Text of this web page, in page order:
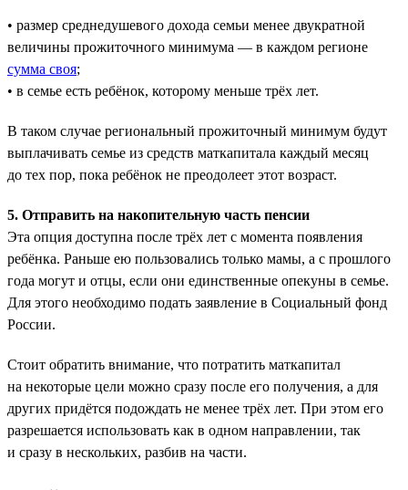
• размер среднедушевого дохода семьи менее двукратной
величины прожиточного минимума — в каждом регионе
сумма своя;
• в семье есть ребёнок, которому меньше трёх лет.
В таком случае региональный прожиточный минимум будут
выплачивать семье из средств маткапитала каждый месяц
до тех пор, пока ребёнок не преодолеет этот возраст.
5. Отправить на накопительную часть пенсии
Эта опция доступна после трёх лет с момента появления
ребёнка. Раньше ею пользовались только мамы, а с прошлого
года могут и отцы, если они единственные опекуны в семье.
Для этого необходимо подать заявление в Социальный фонд
России.
Стоит обратить внимание, что потратить маткапитал
на некоторые цели можно сразу после его получения, а для
других придётся подождать не менее трёх лет. При этом его
разрешается использовать как в одном направлении, так
и сразу в нескольких, разбив на части.